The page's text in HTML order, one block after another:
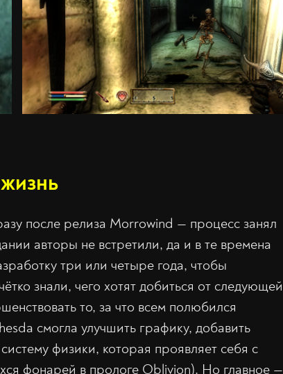
после релиза Morrowind — процесс занял
авторы не встретили, да и в те времена
три или четыре года, чтобы
знали, чего хотят добиться от следующей
то, за что всем полюбился
смогла улучшить графику, добавить
физики, которая проявляет себя с
фонарей в прологе Oblivion). Но главное —